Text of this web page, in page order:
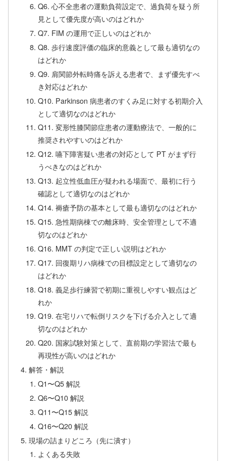
Q6. 心不全患者の運動負荷設定で、過負荷を疑う所
見として優先度が高いのはどれか
Q7. FIM の運用で正しいのはどれか
Q8. 歩行速度評価の臨床的意義として最も適切なの
はどれか
Q9. 肩関節外転時痛を訴える患者で、まず優先すべ
き対応はどれか
Q10. Parkinson 病患者のすくみ足に対する初期介入
として適切なのはどれか
Q11. 変形性膝関節症患者の運動療法で、一般的に
推奨されやすいのはどれか
Q12. 嚥下障害疑い患者の対応として PT がまず行
うべきなのはどれか
Q13. 起立性低血圧が疑われる場面で、最初に行う
確認として適切なのはどれか
Q14. 褥瘡予防の基本として最も適切なのはどれか
Q15. 急性期病棟での離床時、安全管理として不適
切なのはどれか
Q16. MMT の判定で正しい説明はどれか
Q17. 回復期リハ病棟での目標設定として適切なの
はどれか
Q18. 義足歩行練習で初期に重視しやすい観点はど
れか
Q19. 在宅リハで転倒リスクを下げる介入として適
切なのはどれか
Q20. 国家試験対策として、直前期の学習法で最も
再現性が高いのはどれか
解答・解説
Q1〜Q5 解説
Q6〜Q10 解説
Q11〜Q15 解説
Q16〜Q20 解説
現場の詰まりどころ（先に潰す）
よくある失敗